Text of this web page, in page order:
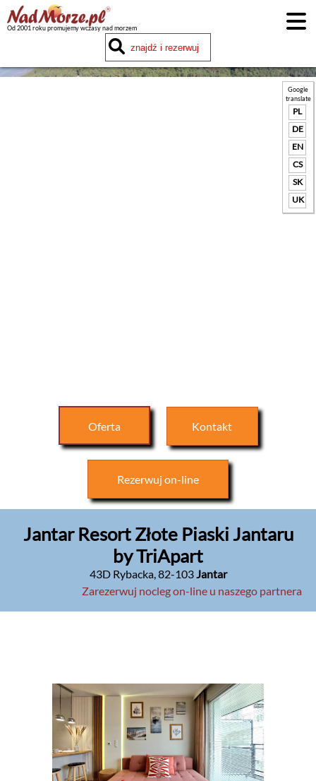
Od 2001 roku promujemy wczasy nad morzem
Google
translate
PL
DE
EN
CS
SK
UK
Oferta Kontakt
Rezerwuj on-line
Jantar Resort Złote Piaski Jantaru
by TriApart
43D Rybacka,82-103Jantar
Zarezerwuj nocleg on-line u naszego partnera